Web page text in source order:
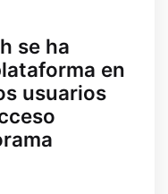
se ha
en
usuarios